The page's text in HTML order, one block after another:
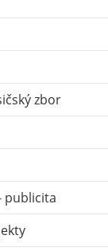
zbor
publicita